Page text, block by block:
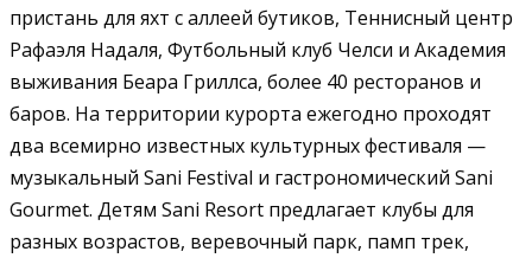
пристань для яхт с аллеей бутиков, Теннисный центр
Рафаэля Надаля, Футбольный клуб Челси и Академия
выживания Беара Гриллса, более 40 ресторанов и
баров. На территории курорта ежегодно проходят
два всемирно известных культурных фестиваля —
музыкальный Sani Festival и гастрономический Sani
Gourmet. Детям Sani Resort предлагает клубы для
разных возрастов, веревочный парк, памп трек,